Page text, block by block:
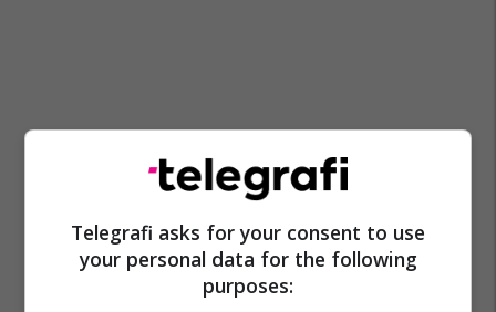
Telegrafi asks for your consent to use
your personal data for the following
purposes: